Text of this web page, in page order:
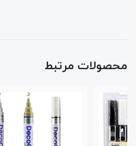
محصولات مرتبط